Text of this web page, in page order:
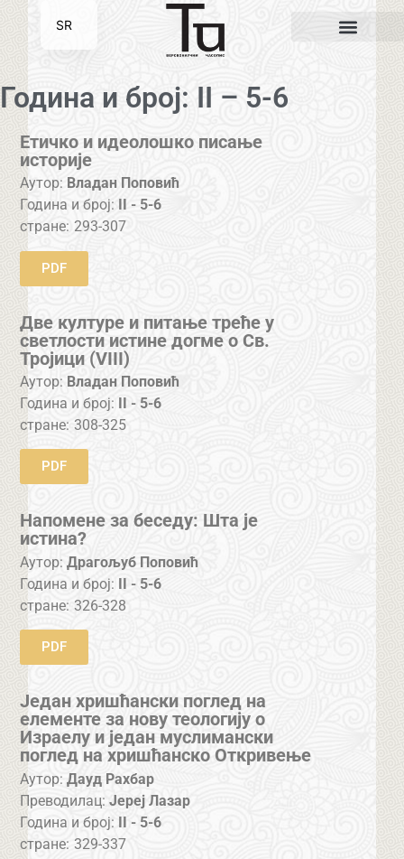
Година и број: II – 5-6
Етичко и идеолошко писање
историје
Аутор: Владан Поповић
Година и број: II - 5-6
стране: 293-307
PDF
Две културе и питање треће у
светлости истине догме о Св.
Тројици (VIII)
Аутор: Владан Поповић
Година и број: II - 5-6
стране: 308-325
PDF
Напомене за беседу: Шта је
истина?
Аутор: Драгољуб Поповић
Година и број: II - 5-6
стране: 326-328
PDF
Један хришћански поглед на
елементе за нову теологију о
Израелу и један муслимански
поглед на хришћанско Откривење
Аутор: Дауд Рахбар
Преводилац: Јереј Лазар
Година и број: II - 5-6
стране: 329-337
SR
EN